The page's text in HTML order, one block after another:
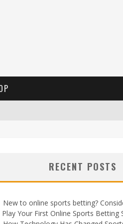
RECENT POSTS
New to online sports betting?
Your First Online Sports Betting